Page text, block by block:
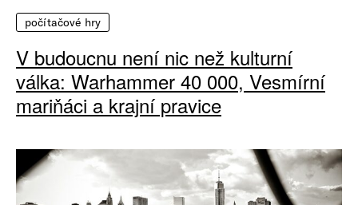
počítačové hry
V budoucnu není nic než kulturní
válka: Warhammer 40 000, Vesmírní
mariňáci a krajní pravice